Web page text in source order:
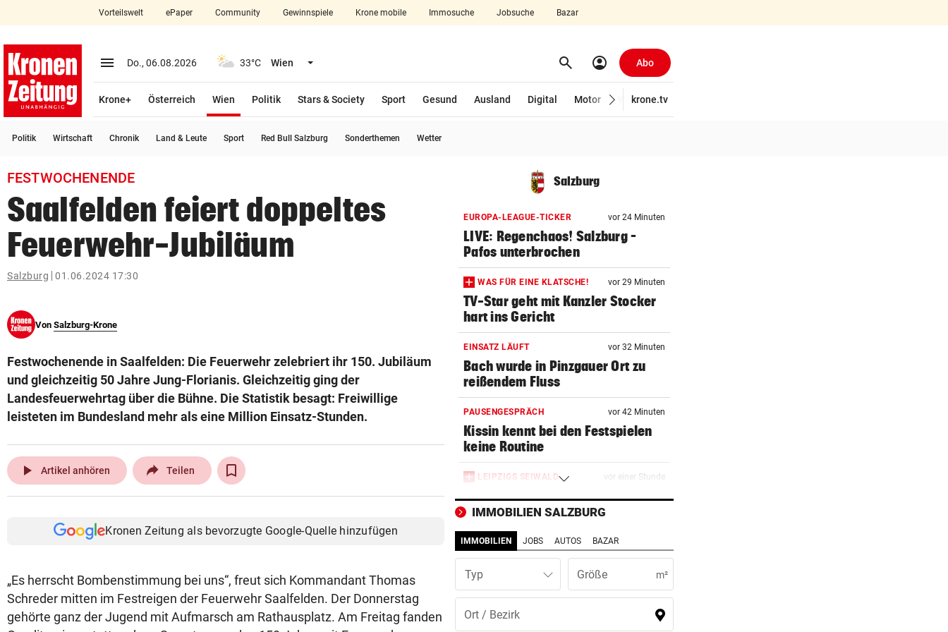
closeSchließen
account_circle Anmelden
arrow_right
search
Suchbegriff
eingeben
© Krone Multimedia GmbH & Co KG 2026
Vorteilswelt ePaper Community Gewinnspiele Krone mobile Immosuche Jobsuche Bazar
menu Menü aufklappen
Do., 06.08.2026 33°C Wien Menü aufklappen search Suchen
account_circle Abo
Krone+ Österreich Wien
Politik
Stars & Society Sport Gesund Ausland Digital Motor Wirtschaft
krone.tv
Politik Wirtschaft Chronik Land & Leute Sport Red Bull Salzburg Sonderthemen Wetter
FESTWOCHENENDE
Saalfelden feiert doppeltes
Feuerwehr-Jubiläum
Salzburg 01.06.2024 17:30
Von Salzburg-Krone
Festwochenende in Saalfelden: Die Feuerwehr zelebriert ihr 150. Jubiläum
und gleichzeitig 50 Jahre Jung-Florianis. Gleichzeitig ging der
Landesfeuerwehrtag über die Bühne. Die Statistik besagt: Freiwillige
leisteten im Bundesland mehr als eine Million Einsatz-Stunden.
play_arrow Artikel anhören Teilen
Kronen Zeitung als bevorzugte Google-Quelle hinzufügen
„Es herrscht Bombenstimmung bei uns“, freut sich Kommandant Thomas
Schreder mitten im Festreigen der Feuerwehr Saalfelden. Der Donnerstag
gehörte ganz der Jugend mit Aufmarsch am Rathausplatz. Am Freitag fanden
Salzburg
EUROPA-LEAGUE-TICKER vor 24 Minuten
LIVE: Regenchaos! Salzburg –
Pafos unterbrochen
WAS FÜR EINE KLATSCHE! vor 29 Minuten
TV-Star geht mit Kanzler Stocker
hart ins Gericht
EINSATZ LÄUFT vor 32 Minuten
Bach wurde in Pinzgauer Ort zu
reißendem Fluss
PAUSENGESPRÄCH vor 42 Minuten
Kissin kennt bei den Festspielen
keine Routine
LEIPZIGS SEIWALD vor einer Stunde
„Er ist wie der Liebling aller
Schwiegermütter!“
PANZER ANGEKNABBERT vor 2 Stunden
Spaziergänger rettete Schildkröte
vor eigenem Hund
vor 3 Stunden
IMMOBILIEN SALZBURG
IMMOBILIEN JOBS AUTOS BAZAR
Typ m²